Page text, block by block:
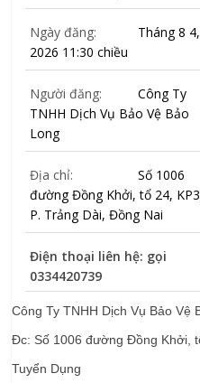
Ngày đăng:
Tháng 8 4,
2026 11:30 chiều
Người đăng:
Công Ty
TNHH Dịch Vụ Bảo Vệ Bảo
Long
Địa chỉ:
Số 1006
đường Đồng Khởi, tổ 24,
P. Trảng Dài, Đồng Nai
Điện thoại liên hệ: gọi
0334420739
Công Ty TNHH Dịch Vụ Bảo Vệ
Đc: Số 1006 đường Đồng Khởi,
Tuyển Dụng